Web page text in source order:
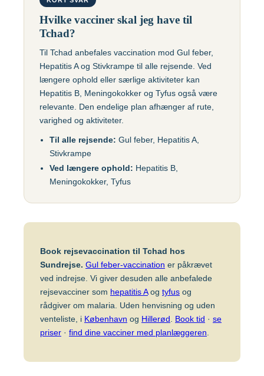
Centraleuropæisk
Hjernebetændelse
(TBE)
Chikungunyavaccine
(Ixchiq)
Denguefeber
Gul feber
Hepatitis A
HPV
Hundegalskab –
Rabies
Influenza
Japansk
Malaria
Meningokokker
(ACWY)
MFR (MMR)
(Imvanex)
Pneumokokker
Syncytialvirus (RSV)
Skoldkopper (Chicken
Pox)
Stivkrampe (Difteri-
Stivkrampe)
Tuberkulose (BCG)
Tyfus
Cambodja
Etiopien
Indien
Japan
Kenya
Hvilke vacciner skal jeg have til
Tchad?
Til Tchad anbefales vaccination mod Gul feber,
Hepatitis A og Stivkrampe til alle rejsende. Ved
længere ophold eller særlige aktiviteter kan
Hepatitis B, Meningokokker og Tyfus også være
relevante. Den endelige plan afhænger af rute,
varighed og aktiviteter.
Til alle rejsende: Gul feber, Hepatitis A,
Stivkrampe
Ved længere ophold: Hepatitis B,
Meningokokker, Tyfus
Book rejsevaccination til Tchad hos
Sundrejse. Gul feber-vaccination er påkrævet
ved indrejse. Vi giver desuden alle anbefalede
rejsevacciner som hepatitis Aog tyfus og
rådgiver om malaria. Uden henvisning og uden
venteliste, i København og Hillerød Book tid · se
priser · find dine vacciner med planlæggeren